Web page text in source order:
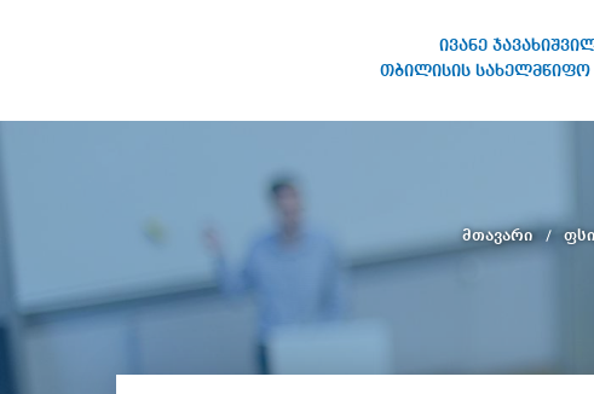
ივანე
თბილისის სახელმწიფო
სახელობის თბილისის
მთავარი